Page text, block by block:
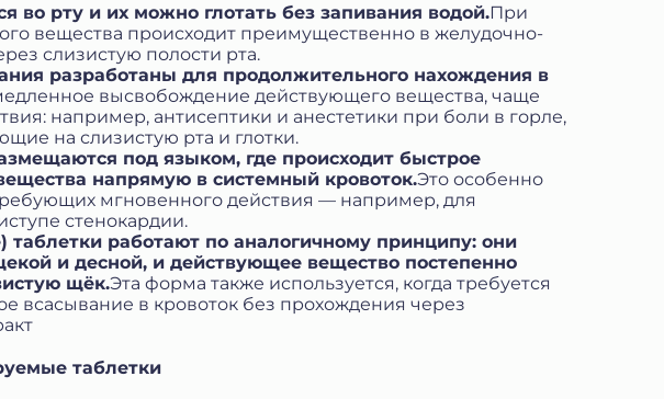
во рту и их можно глотать без запивания водой.При
вещества происходит преимущественно в желудочно-
слизистую полости рта.
разработаны для продолжительного нахождения в
высвобождение действующего вещества, чаще
например, антисептики и анестетики при боли в горле,
на слизистую рта и глотки.
под языком, где происходит быстрое
напрямую в системный кровоток.Это особенно
мгновенного действия — например, для
стенокардии.
работают по аналогичному принципу: они
и десной, и действующее вещество постепенно
щёк.Эта форма также используется, когда требуется
всасывание в кровоток без прохождения через
таблетки